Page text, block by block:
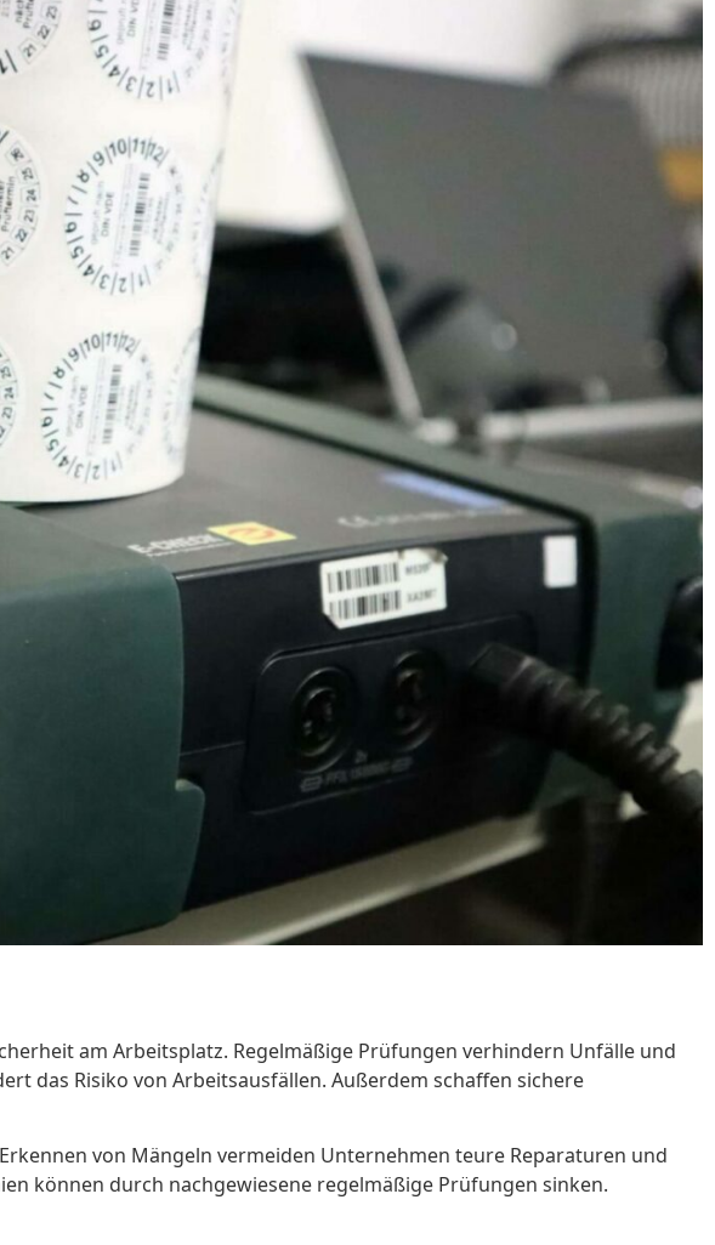
am Arbeitsplatz. Regelmäßige Prüfungen verhindern Unfälle und
das Risiko von Arbeitsausfällen. Außerdem schaffen sichere
von Mängeln vermeiden Unternehmen teure Reparaturen und
können durch nachgewiesene regelmäßige Prüfungen sinken.